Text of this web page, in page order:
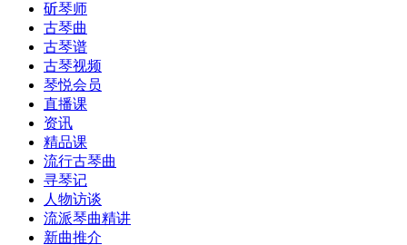
斫琴师
古琴曲
古琴谱
古琴视频
琴悦会员
直播课
资讯
精品课
流行古琴曲
寻琴记
人物访谈
流派琴曲精讲
新曲推介